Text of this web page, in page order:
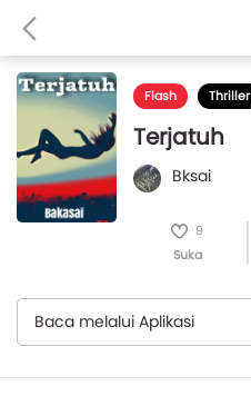
Flash Thriller
Terjatuh
Bksai
9
Suka
Baca melalui Aplikasi